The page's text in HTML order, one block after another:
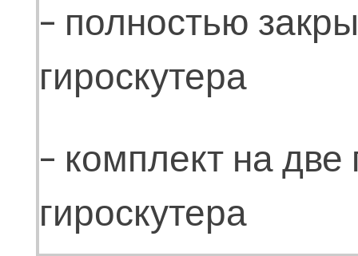
- полностью
гироскутера
- комплект на
гироскутера